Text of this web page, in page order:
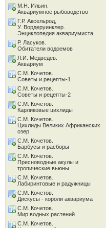
М.Н. Ильин.
Аквариумное рыбоводство
Г.Р. Аксельрод,
У. Вордеруинклер.
Энциклопедия аквариумиста
Р. Ласуков.
Обитатели водоемов
Л.И. Медведев.
Аквариум
С.М. Кочетов.
Советы и рецепты-1
С.М. Кочетов.
Советы и рецепты-2
С.М. Кочетов.
Карликовые цихлиды
С.М. Кочетов.
Цихлиды Великих Африканских
озер
С.М. Кочетов.
Барбусы и расборы
С.М. Кочетов.
Пресноводные акулы и
тропические вьюны
С.М. Кочетов.
Лабиринтовые и радужницы
С.М. Кочетов.
Дискусы - короли аквариума
С.М. Кочетов.
Мир водных растений
С.М. Кочетов.